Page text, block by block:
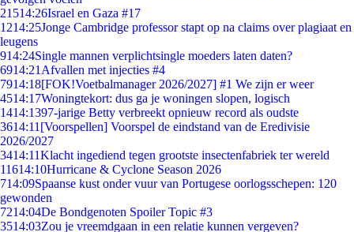
21514:26Israel en Gaza #17
1214:25Jonge Cambridge professor stapt op na claims over plagiaat en
leugens
914:24Single mannen verplichtsingle moeders laten daten?
6914:21 Afvallen met injecties #4
7914:18[FOK!Voetbalmanager 2026/2027] #1 We zijn er weer
4514:17Woningtekort: dus ga je woningen slopen, logisch
1414:1397-jarige Betty verbreekt opnieuw record als oudste
3614:11 [Voorspellen] Voorspel de eindstand van de Eredivisie
2026/2027
3414:11Klacht ingediend tegen grootste insectenfabriek ter wereld
11614:10Hurricane & Cyclone Season 2026
714:09Spaanse kust onder vuur van Portugese oorlogsschepen: 120
gewonden
7214:04De Bondgenoten Spoiler Topic #3
3514:03Zou je vreemdgaan in een relatie kunnen vergeven?